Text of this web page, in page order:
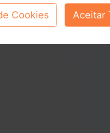
te apoiar.
Cookies Aceitar